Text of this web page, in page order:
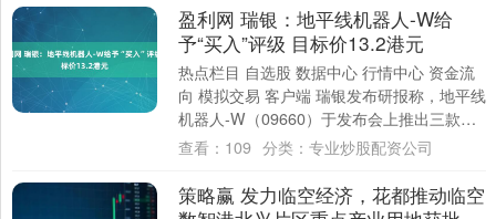
盈利网 瑞银：地平线机器人-W给
予“买入”评级 目标价13.2港元
热点栏目 自选股 数据中心 行情中心 资金流
向 模拟交易 客户端 瑞银发布研报称，地平线
机器人-W（09660）于发布会上推出三款新
产品，包括高端智能驾驶解决方....
查看： 109 分类： 专业炒股配资公司
策略赢 发力临空经济，花都推动临空